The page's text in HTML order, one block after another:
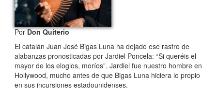
PorDon Quiterio
El catalán Juan José Bigas Luna ha dejado ese rastro de
alabanzas pronosticadas por Jardiel Poncela: “Si queréis el
mayor de los elogios, moríos”. Jardiel fue nuestro hombre en
Hollywood, mucho antes de que Bigas Luna hiciera lo propio
en sus incursiones estadounidenses.